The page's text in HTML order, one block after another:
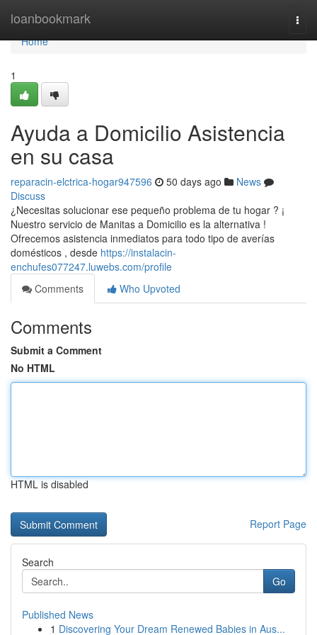
loanbookmark
Home
Home
1
Ayuda a Domicilio Asistencia
en su casa
reparacin-elctrica-hogar947596 50 days ago
News
Discuss
¿Necesitas solucionar ese pequeño problema de tu hogar ? ¡
Nuestro servicio de Manitas a Domicilio es la alternativa !
Ofrecemos asistencia inmediatos para todo tipo de averías
domésticos , desde https://instalacin-
enchufes077247.luwebs.com/profile
Comments
Who Upvoted
Comments
Submit a Comment
No HTML
HTML is disabled
Report Page
Search
Go
Published News
1 Discovering Your Dream Renewed Babies in Aus...